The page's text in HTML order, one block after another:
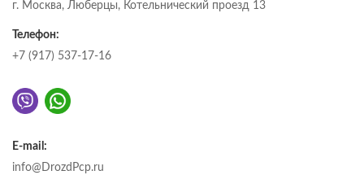
г. Москва, Люберцы, Котельнический проезд 13
Телефон:
+7 (917) 537-17-16
E-mail:
info@DrozdPcp.ru